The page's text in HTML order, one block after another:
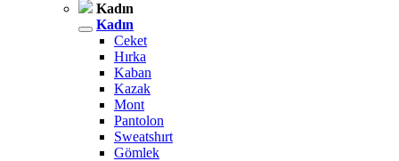
Kadın
Kadın
Ceket
Hırka
Kaban
Kazak
Mont
Pantolon
Sweatshırt
Gömlek